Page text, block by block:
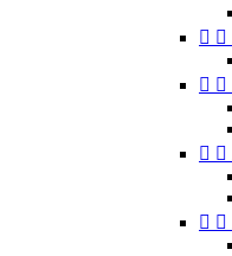
 
 
 
 